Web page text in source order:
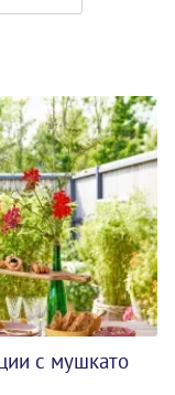
с мушкато